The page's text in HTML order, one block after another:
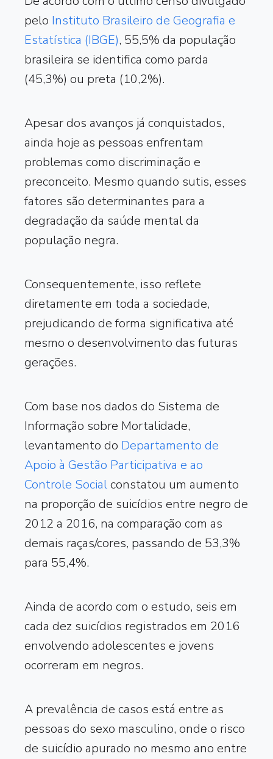
pelo Instituto Brasileiro de Geografia e
Estatística (IBGE), 55,5% da população
brasileira se identifica como parda
(45,3%) ou preta (10,2%).
Apesar dos avanços já conquistados,
ainda hoje as pessoas enfrentam
problemas como discriminação e
preconceito. Mesmo quando sutis, esses
fatores são determinantes para a
degradação da saúde mental da
população negra.
Consequentemente, isso reflete
diretamente em toda a sociedade,
prejudicando de forma significativa até
mesmo o desenvolvimento das futuras
gerações.
Com base nos dados do Sistema de
Informação sobre Mortalidade,
levantamento do Departamento de
Apoio à Gestão Participativa e ao
Controle Socialconstatou um aumento
na proporção de suicídios entre negro de
2012 a 2016, na comparação com as
demais raças/cores, passando de 53,3%
para 55,4%.
Ainda de acordo com o estudo, seis em
cada dez suicídios registrados em 2016
envolvendo adolescentes e jovens
ocorreram em negros.
A prevalência de casos está entre as
pessoas do sexo masculino, onde o risco
de suicídio apurado no mesmo ano entre